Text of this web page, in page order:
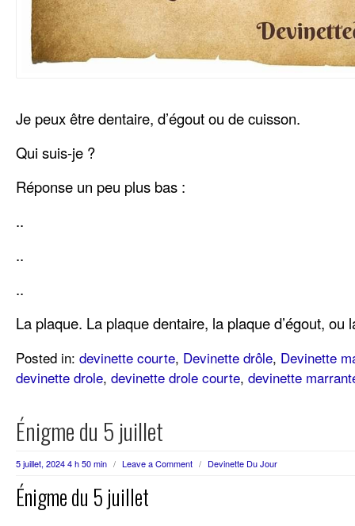
Je peux être dentaire, d’égout ou de cuisson.
Qui suis-je ?
Réponse un peu plus bas :
..
..
..
La plaque. La plaque dentaire, la plaque d’égout, ou
Posted in: devinette courte, Devinette drôle, Devinette
devinette drole, devinette drole courte, devinette
Énigme du 5 juillet
5 juillet, 2024 4 h 50 min / Leave a Comment / Devinette Du Jour
Énigme du 5 juillet